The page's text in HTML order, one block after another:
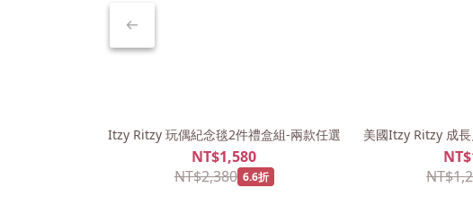
Itzy Ritzy 玩偶紀念毯2件禮盒組-兩款任選
NT$1,580
NT$2,380 6.6折
美國Itzy Ritzy 成